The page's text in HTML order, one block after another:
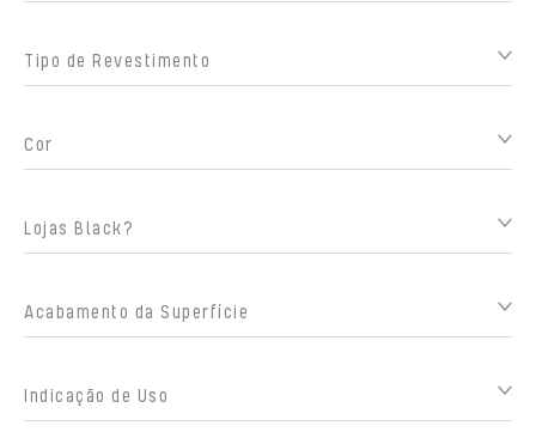
Tipo de Revestimento
Cor
Lojas Black?
Acabamento da Superfície
Indicação de Uso